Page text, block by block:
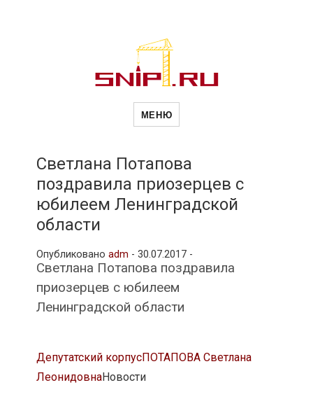
Новости
и
МЕНЮ
Светлана Потапова
поздравила приозерцев с
юбилеем Ленинградской
области
Опубликовано adm - 30.07.2017 -
Светлана Потапова поздравила
приозерцев с юбилеем
Ленинградской области
Депутатский корпусПОТАПОВА Светлана
ЛеонидовнаНовости